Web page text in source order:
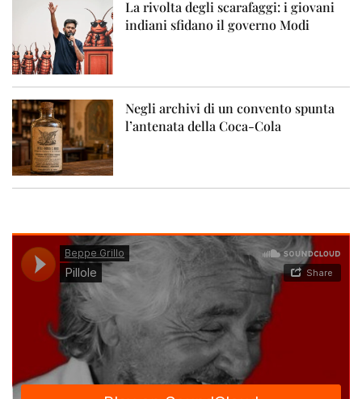
La rivolta degli scarafaggi: i giovani
indiani sfidano il governo Modi
Negli archivi di un convento spunta
l’antenata della Coca-Cola